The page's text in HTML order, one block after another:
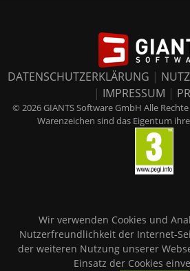
DATENSCHUTZERKLÄRUNG |
| IMPRESSUM |
© 2026 GIANTS Software GmbH Alle
Warenzeichen sind das Eigentum
Wir verwenden Cookies und
Nutzerfreundlichkeit der Internet-
der weiteren Nutzung unserer
Einsatz der Cookies